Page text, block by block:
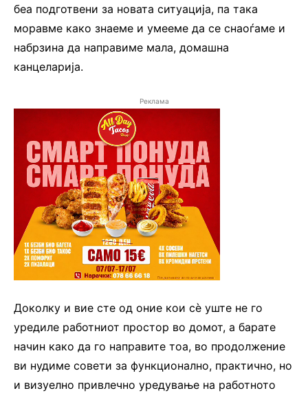
беа подготвени за новата ситуација, па така
моравме како знаеме и умееме да се снаоѓаме и
набрзина да направиме мала, домашна
канцеларија.
Реклама
Доколку и вие сте од оние кои сè уште не го
уредиле работниот простор во домот, а барате
начин како да го направите тоа, во продолжение
ви нудиме совети за функционално, практично, но
и визуелно привлечно уредување на работното